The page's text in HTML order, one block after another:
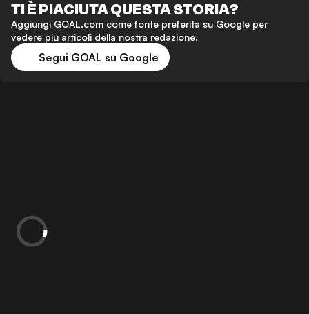
TI È PIACIUTA QUESTA STORIA?
Aggiungi GOAL.com come fonte preferita su Google per
vedere più articoli della nostra redazione.
Segui GOAL su Google